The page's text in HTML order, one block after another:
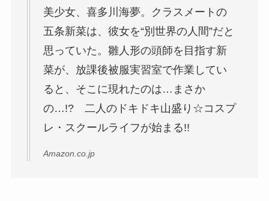
美少女、喜多川海夢。クラスメートの
五条新菜は、彼女を“別世界の人間”だと
思っていた。雛人形の頭師を目指す新
菜が、放課後被服実習室で作業してい
ると、そこに現れたのは…まさか
の…!? 二人のドキドキ山盛り☆コスプ
レ・スクールライフが始まる!!
Amazon.co.jp